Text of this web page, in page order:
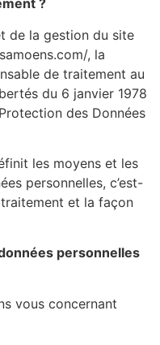
?
de la gestion du site
, la
de traitement au
du 6 janvier 1978
des Données
les moyens et les
personnelles, c’est-
et la façon
personnelles
vous concernant